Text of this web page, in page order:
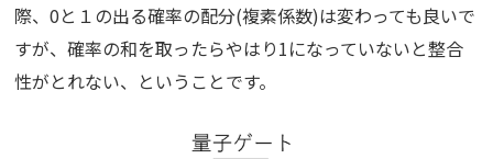
際、0と１の出る確率の配分(複素係数)は変わっても良いで
すが、確率の和を取ったらやはり1になっていないと整合
性がとれない、ということです。